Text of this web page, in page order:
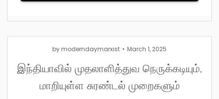
by moderndaymarxist March 1, 2025
இந்தியாவில் முதலாளித்துவ நெருக்கடியும்,
மாறியுள்ள சுரண்டல் முறைகளும்